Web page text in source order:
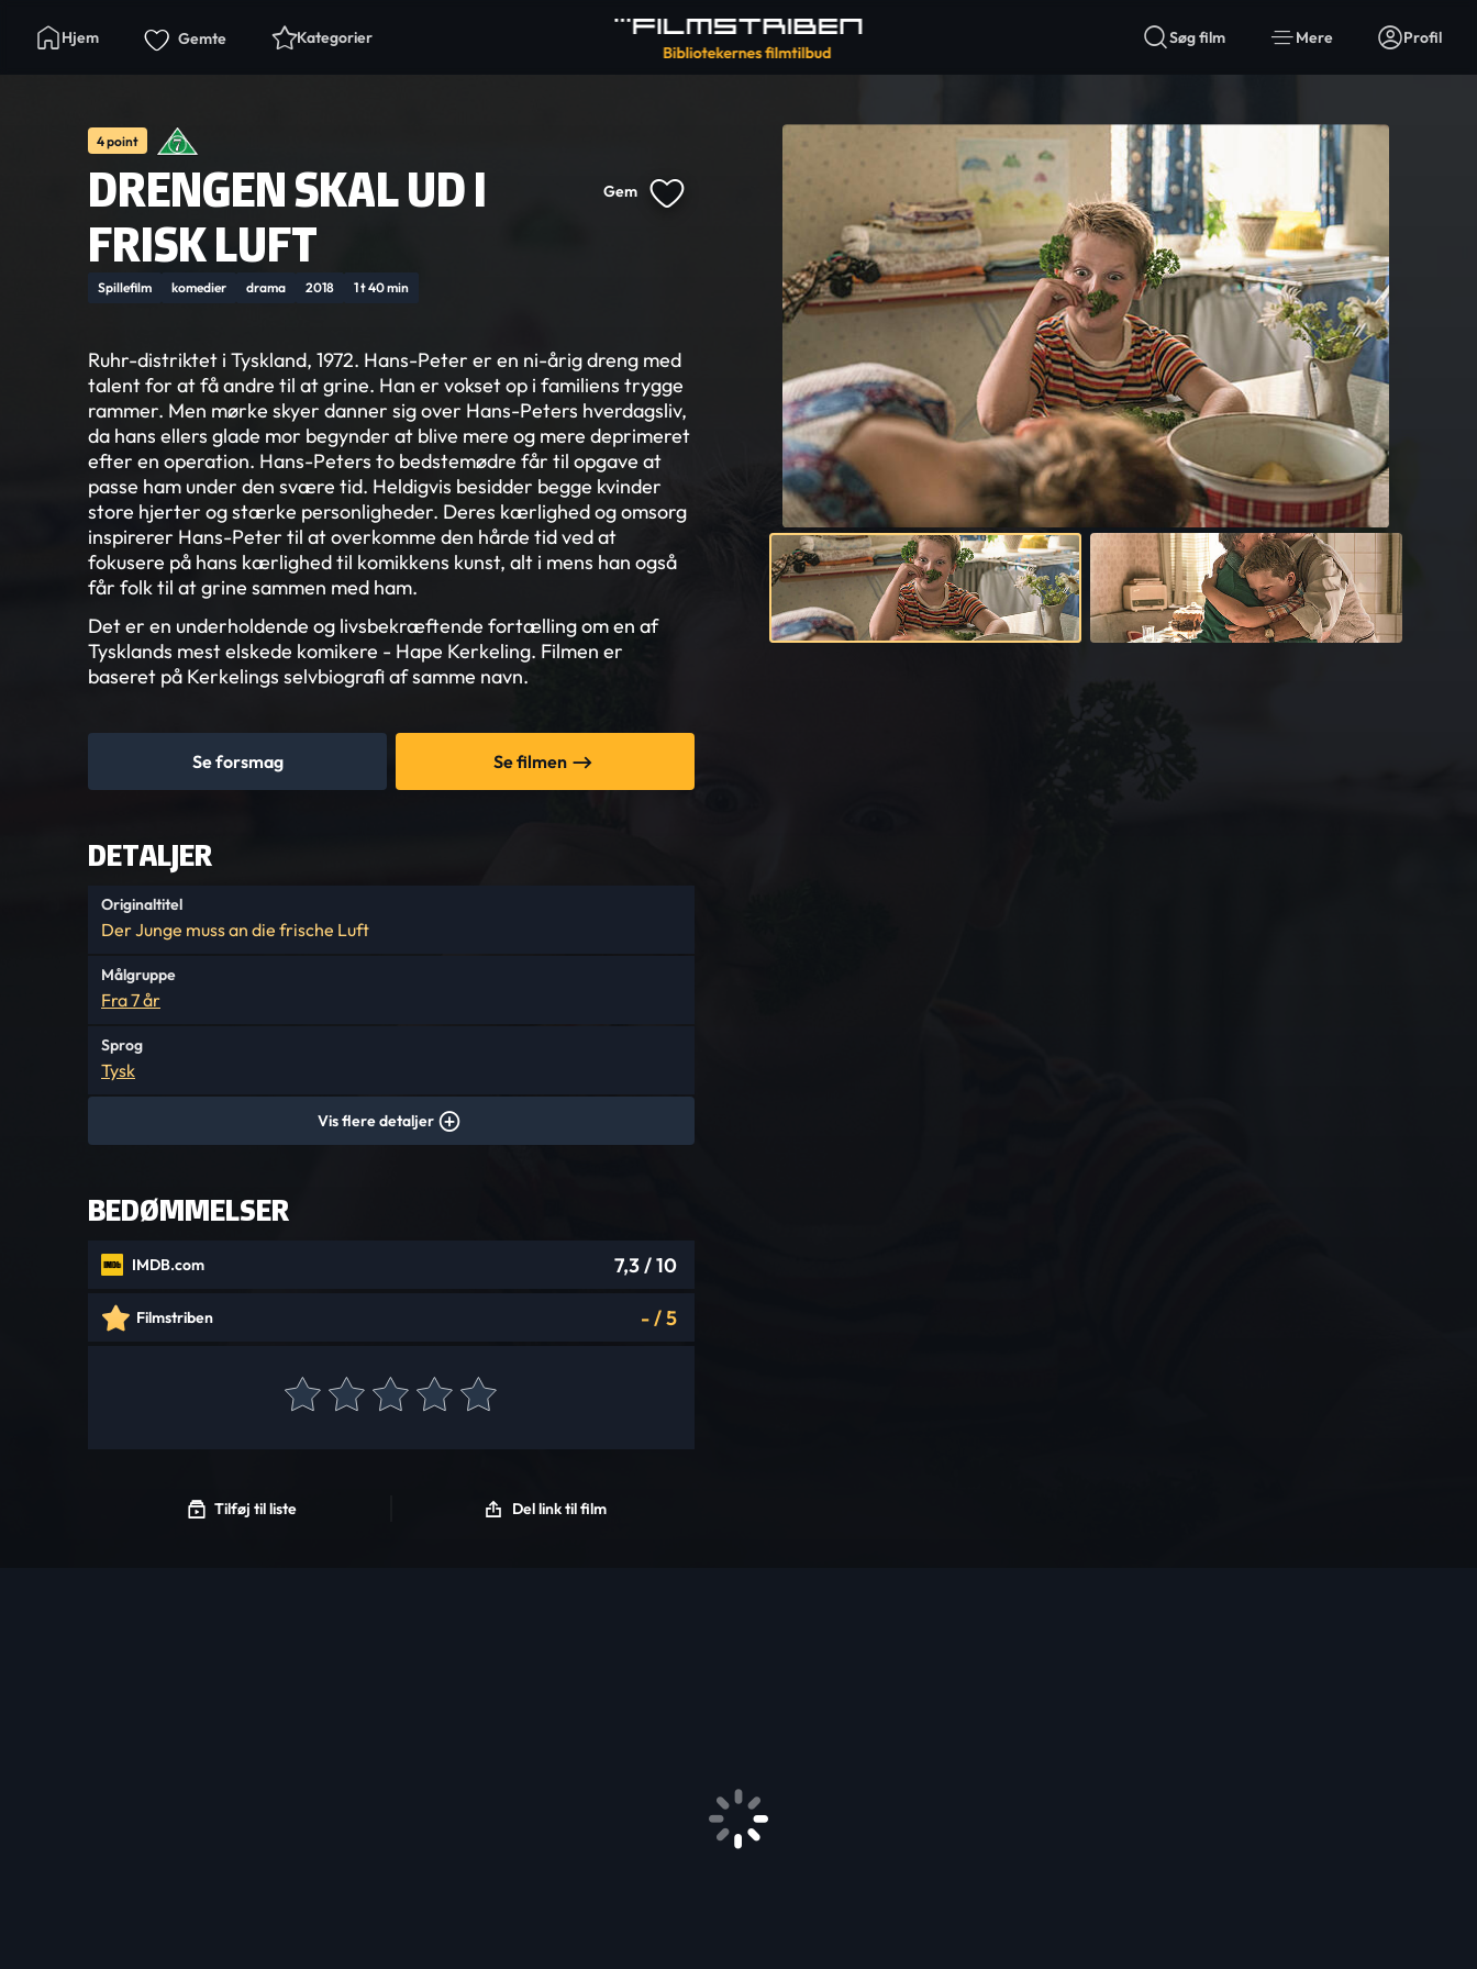
Hjem Gemte Kategorier Søg film Mere Profil
4 point
DRENGEN SKAL UD I
FRISK LUFT
Gem
Spillefilm komedier drama 2018 1 t 40 min
Ruhr-distriktet i Tyskland, 1972. Hans-Peter er en ni-årig dreng med
talent for at få andre til at grine. Han er vokset op i familiens trygge
rammer. Men mørke skyer danner sig over Hans-Peters hverdagsliv,
da hans ellers glade mor begynder at blive mere og mere deprimeret
efter en operation. Hans-Peters to bedstemødre får til opgave at
passe ham under den svære tid. Heldigvis besidder begge kvinder
store hjerter og stærke personligheder. Deres kærlighed og omsorg
inspirerer Hans-Peter til at overkomme den hårde tid ved at
fokusere på hans kærlighed til komikkens kunst, alt i mens han også
får folk til at grine sammen med ham.
Det er en underholdende og livsbekræftende fortælling om en af
Tysklands mest elskede komikere - Hape Kerkeling. Filmen er
baseret på Kerkelings selvbiografi af samme navn.
Se forsmag Se filmen
DETALJER
Originaltitel
Der Junge muss an die frische Luft
Målgruppe
Fra 7 år
Sprog
Tysk
Vis flere detaljer
BEDØMMELSER
IMDB.com 7,3/ 10
Filmstriben -/5
Tilføj til liste Del link til film